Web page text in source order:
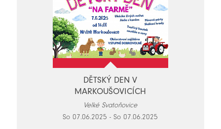
DĚTSKÝ DEN V
MARKOUŠOVICÍCH
Velké Svatoňovice
So 07.06.2025 - So 07.06.2025